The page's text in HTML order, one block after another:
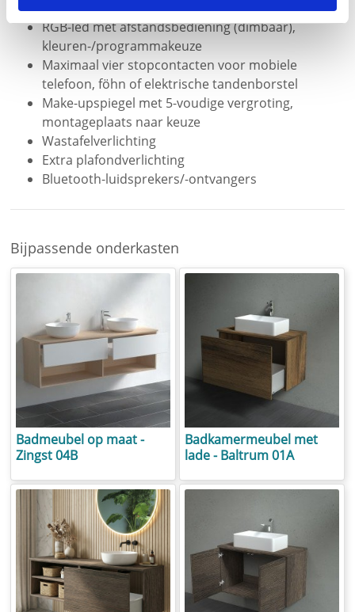
geen wandschakelaar is.
RGB-led met afstandsbediening (dimbaar),
kleuren-/programmakeuze
Maximaal vier stopcontacten voor mobiele
telefoon, föhn of elektrische tandenborstel
Make-upspiegel met 5-voudige vergroting,
montageplaats naar keuze
Wastafelverlichting
Extra plafondverlichting
Bluetooth-luidsprekers/-ontvangers
Je
gelezen:
München
verlicht
Spiegelkast
kopen
Bijpassende onderkasten
Badmeubel op maat -
Zingst 04B
Badkamermeubel met
lade - Baltrum 01A